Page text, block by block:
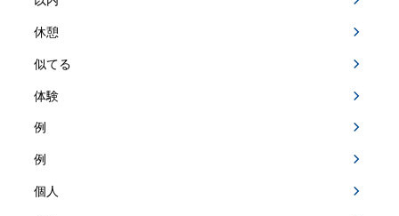
休憩
似てる
体験
例
例
個人